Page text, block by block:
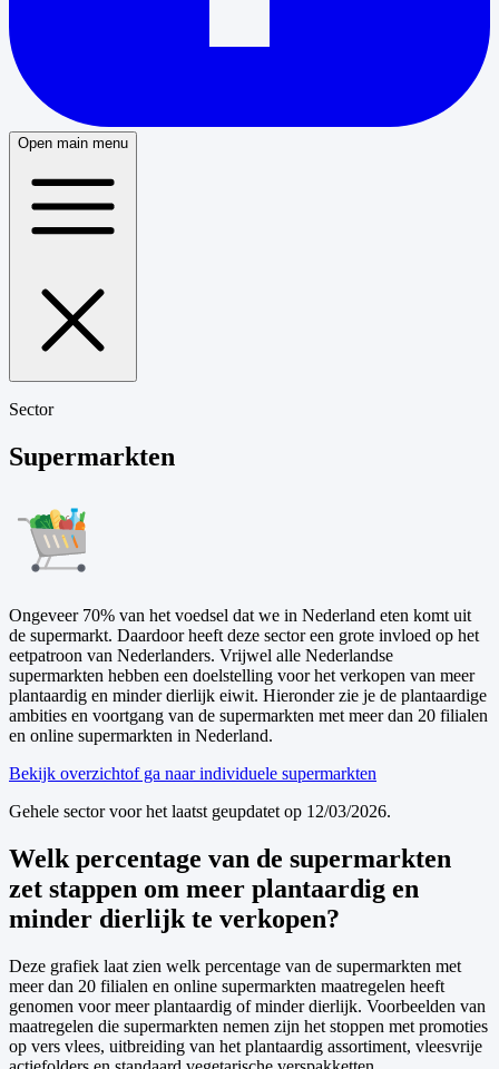
Open main menu
Sector
Supermarkten
Ongeveer 70% van het voedsel dat we in Nederland eten komt uit
de supermarkt. Daardoor heeft deze sector een grote invloed op het
eetpatroon van Nederlanders. Vrijwel alle Nederlandse
supermarkten hebben een doelstelling voor het verkopen van meer
plantaardig en minder dierlijk eiwit. Hieronder zie je de plantaardige
ambities en voortgang van de supermarkten met meer dan 20 filialen
en online supermarkten in Nederland.
Bekijk overzichtof ga naar individuele supermarkten
Gehele sector voor het laatst geupdatet op 12/03/2026.
Welk percentage van de supermarkten
zet stappen om meer plantaardig en
minder dierlijk te verkopen?
Deze grafiek laat zien welk percentage van de supermarkten met
meer dan 20 filialen en online supermarkten maatregelen heeft
genomen voor meer plantaardig of minder dierlijk. Voorbeelden van
maatregelen die supermarkten nemen zijn het stoppen met promoties
op vers vlees, uitbreiding van het plantaardig assortiment, vleesvrije